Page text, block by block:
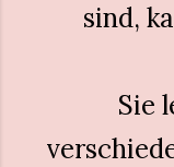
sind,
Sie